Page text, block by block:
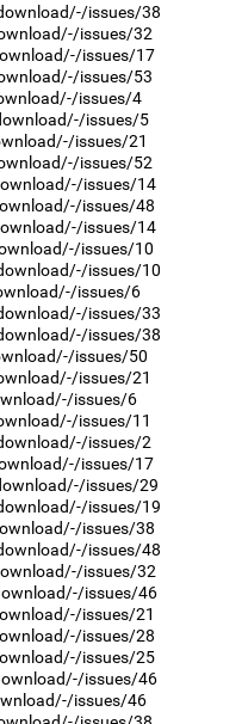
issues/38
issues/32
issues/17
issues/53
issues/4
issues/5
issues/21
issues/52
issues/14
issues/48
issues/14
issues/10
issues/10
issues/6
issues/33
issues/38
issues/50
issues/21
issues/6
issues/11
issues/2
issues/17
issues/29
issues/19
issues/38
issues/48
issues/32
issues/46
issues/21
issues/28
issues/25
issues/46
issues/46